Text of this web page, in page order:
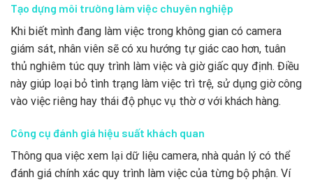
Tạo dựng môi trường làm việc chuyên nghiệp
Khi biết mình đang làm việc trong không gian có camera
giám sát, nhân viên sẽ có xu hướng tự giác cao hơn, tuân
thủ nghiêm túc quy trình làm việc và giờ giấc quy định. Điều
này giúp loại bỏ tình trạng làm việc trì trệ, sử dụng giờ công
vào việc riêng hay thái độ phục vụ thờ ơ với khách hàng.
Công cụ đánh giá hiệu suất khách quan
Thông qua việc xem lại dữ liệu camera, nhà quản lý có thể
đánh giá chính xác quy trình làm việc của từng bộ phận. Ví